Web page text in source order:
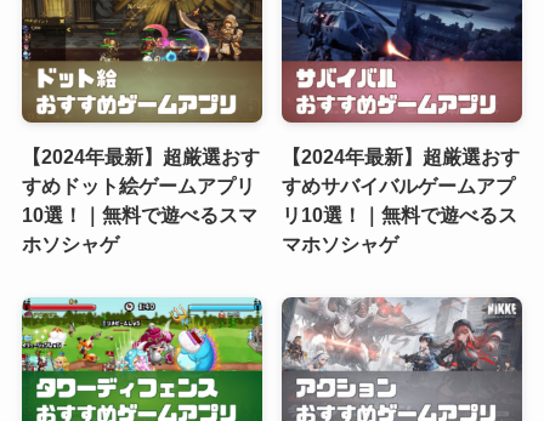
【2024年最新】超厳選おす
すめドット絵ゲームアプリ
10選！｜無料で遊べるスマ
ホソシャゲ
【2024年最新】超厳選おす
すめサバイバルゲームアプ
リ10選！｜無料で遊べるス
マホソシャゲ